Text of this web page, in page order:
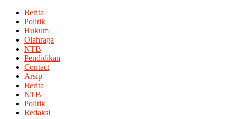
Berita
Politik
Hukum
Olahraga
NTB
Pendidikan
Contact
Arsip
Berita
NTB
Politik
Redaksi